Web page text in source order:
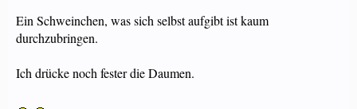
Ein Schweinchen, was sich selbst aufgibt ist kaum
durchzubringen.
Ich drücke noch fester die Daumen.